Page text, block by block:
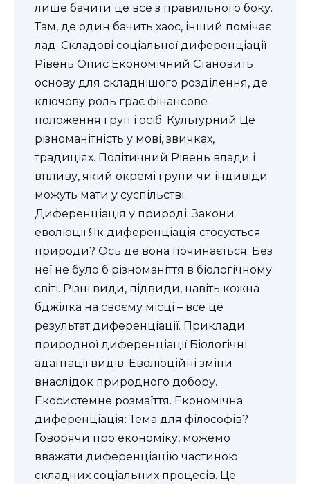
лише бачити це все з правильного боку.
Там, де один бачить хаос, інший помічає
лад. Складові соціальної диференціації
Рівень Опис Економічний Становить
основу для складнішого розділення, де
ключову роль грає фінансове
положення груп і осіб. Культурний Це
різноманітність у мові, звичках,
традиціях. Політичний Рівень влади і
впливу, який окремі групи чи індивіди
можуть мати у суспільстві.
Диференціація у природі: Закони
еволюції Як диференціація стосується
природи? Ось де вона починається. Без
неї не було б різноманіття в біологічному
світі. Різні види, підвиди, навіть кожна
бджілка на своєму місці – все це
результат диференціації. Приклади
природної диференціації Біологічні
адаптації видів. Еволюційні зміни
внаслідок природного добору.
Екосистемне розмаїття. Економічна
диференціація: Тема для філософів?
Говорячи про економіку, можемо
вважати диференціацію частиною
складних соціальних процесів. Це